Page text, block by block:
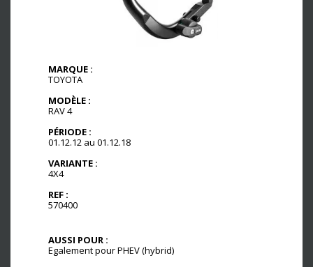
MARQUE :
TOYOTA
MODÈLE :
RAV 4
PÉRIODE :
01.12.12 au 01.12.18
VARIANTE :
4X4
REF :
570400
AUSSI POUR :
Egalement pour PHEV (hybrid)